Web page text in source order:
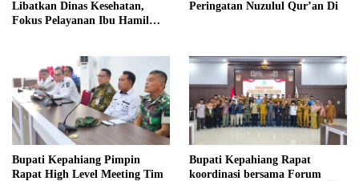
Libatkan Dinas Kesehatan,
Fokus Pelayanan Ibu Hamil
Peringatan Nuzulul Qur’an Di
Bupati Kepahiang Pimpin
Rapat High Level Meeting Tim
Bupati Kepahiang Rapat
koordinasi bersama Forum